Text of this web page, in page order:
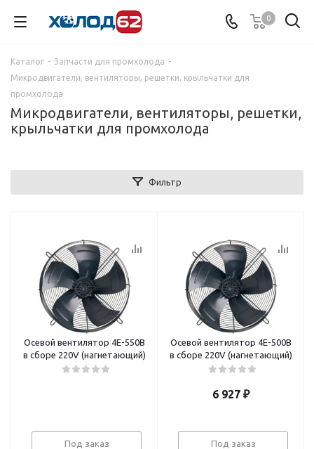
0
Каталог - Запчасти для промхолода -
Микродвигатели, вентиляторы, решетки, крыльчатки для
промхолода
Микродвигатели, вентиляторы, решетки,
крыльчатки для промхолода
Фильтр
Осевой вентилятор 4E-550B
в сборе 220V (нагнетающий)
Под заказ
Осевой вентилятор 4E-500B
в сборе 220V (нагнетающий)
6 927 ₽
Под заказ